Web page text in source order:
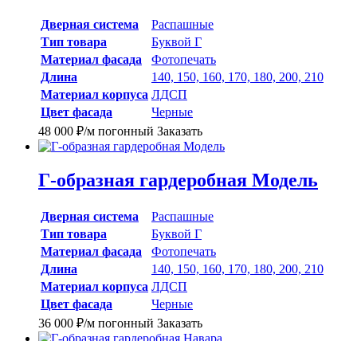
Дверная система
Распашные
Тип товара
Буквой Г
Материал фасада
Фотопечать
Длина
140, 150, 160, 170, 180, 200, 210
Материал корпуса ЛДСП
Цвет фасада
Черные
48 000 ₽/м погонный Заказать
Г-образная гардеробная Модель
Дверная система
Распашные
Тип товара
Буквой Г
Материал фасада
Фотопечать
Длина
140, 150, 160, 170, 180, 200, 210
Материал корпуса ЛДСП
Цвет фасада
Черные
36 000 ₽/м погонный Заказать